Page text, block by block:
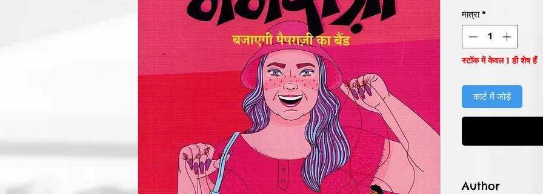
मात्रा *
स्टॉक में केवल 1 ही शेष हैं
कार्ट में जोड़ें
Author